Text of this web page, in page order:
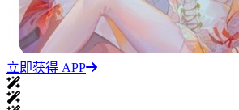
立即获得 APP